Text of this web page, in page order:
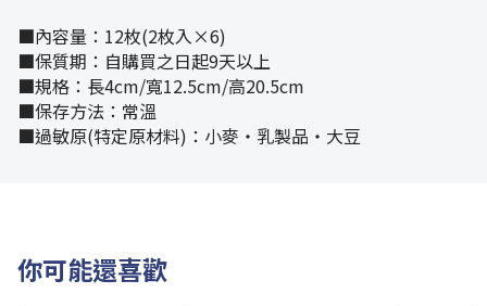
■內容量：12枚(2枚入×6)
■保質期：自購買之日起9天以上
■規格：長4cm/寬12.5cm/高20.5cm
■保存方法：常溫
■過敏原(特定原材料)：小麥・乳製品・大豆
你可能還喜歡